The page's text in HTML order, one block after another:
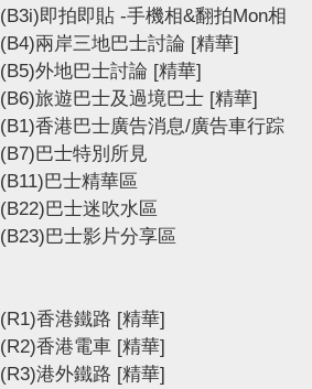
(B3i)即拍即貼 -手機相&翻拍Mon相
(B4)兩岸三地巴士討論 [精華]
(B5)外地巴士討論 [精華]
(B6)旅遊巴士及過境巴士 [精華]
(B1)香港巴士廣告消息/廣告車行踪
(B7)巴士特別所見
(B11)巴士精華區
(B22)巴士迷吹水區
(B23)巴士影片分享區
(R1)香港鐵路 [精華]
(R2)香港電車 [精華]
(R3)港外鐵路 [精華]